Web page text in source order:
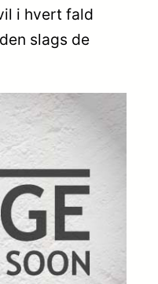
i hvert fald
slags de